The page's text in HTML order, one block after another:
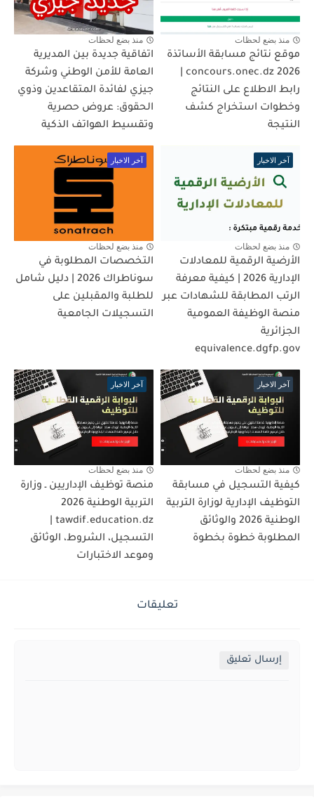
منذ بضع لحظات
موقع نتائج مسابقة الأساتذة
رابط الاطلاع على النتائج
وخطوات استخراج كشف
النتيجة
منذ بضع لحظات
اتفاقية جديدة بين المديرية
العامة للأمن الوطني وشركة
جيزي لفائدة المتقاعدين وذوي
الحقوق: عروض حصرية
وتقسيط الهواتف الذكية
آخر الاخبار
منذ بضع لحظات
الأرضية الرقمية للمعادلات
الإدارية 2026 | كيفية معرفة
الرتب المطابقة للشهادات عبر
منصة الوظيفة العمومية
الجزائرية
equivalence.dgfp.gov
آخر الاخبار
منذ بضع لحظات
التخصصات المطلوبة في
سوناطراك 2026 | دليل شامل
للطلبة والمقبلين على
التسجيلات الجامعية
آخر الاخبار
منذ بضع لحظات
كيفية التسجيل في مسابقة
التوظيف الإدارية لوزارة التربية
الوطنية 2026 والوثائق
المطلوبة خطوة بخطوة
آخر الاخبار
منذ بضع لحظات
منصة توظيف الإداريين ـ وزارة
التربية الوطنية 2026
التسجيل، الشروط، الوثائق
وموعد الاختبارات
تعليقات
إرسال تعليق